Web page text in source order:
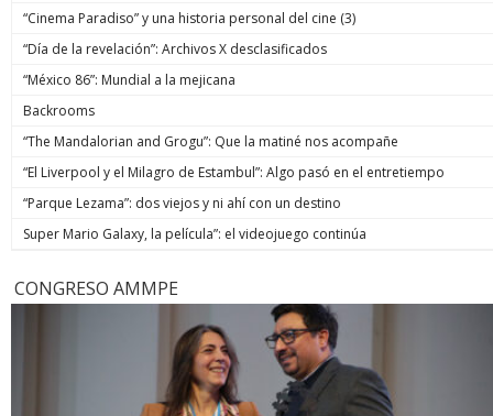
“Cinema Paradiso” y una historia personal del cine (3)
“Día de la revelación”: Archivos X desclasificados
“México 86”: Mundial a la mejicana
Backrooms
“The Mandalorian and Grogu”: Que la matiné nos acompañe
“El Liverpool y el Milagro de Estambul”: Algo pasó en el entretiempo
“Parque Lezama”: dos viejos y ni ahí con un destino
Super Mario Galaxy, la película”: el videojuego continúa
CONGRESO AMMPE